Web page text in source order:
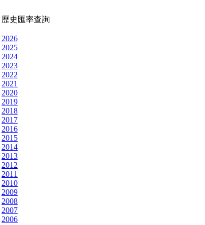
歷史匯率查詢
2026
2025
2024
2023
2022
2021
2020
2019
2018
2017
2016
2015
2014
2013
2012
2011
2010
2009
2008
2007
2006